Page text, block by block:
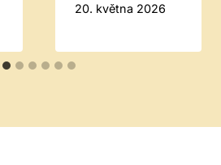
20. května 2026